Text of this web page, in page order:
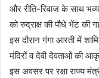
और रीति-रिवाज के साथ
को रुद्राक्ष की पौधे भेंट की
इस दौरान गंगा आरती में
मंदिरों व देवी देवताओं की
इस अवसर पर रक्षा राज्य